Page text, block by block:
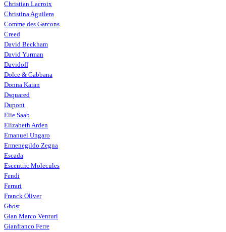
Christian Lacroix
Christina Aguilera
Comme des Garcons
Creed
David Beckham
David Yurman
Davidoff
Dolce & Gabbana
Donna Karan
Dsquared
Dupont
Elie Saab
Elizabeth Arden
Emanuel Ungaro
Ermenegildo Zegna
Escada
Escentric Molecules
Fendi
Ferrari
Franck Oliver
Ghost
Gian Marco Venturi
Gianfranco Ferre